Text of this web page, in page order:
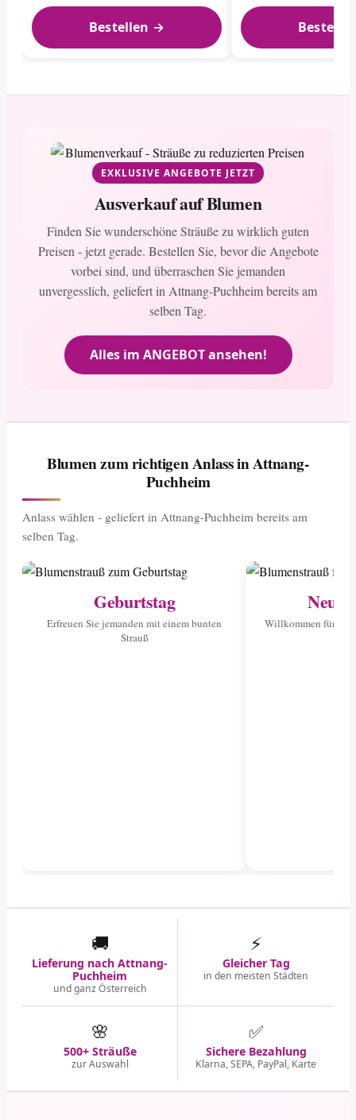
Bestellen →
EXKLUSIVE ANGEBOTE JETZT
Ausverkauf auf Blumen
Finden Sie wunderschöne Sträuße zu wirklich guten
Preisen - jetzt gerade. Bestellen Sie, bevor die Angebote
vorbei sind, und überraschen Sie jemanden
unvergesslich, geliefert in Attnang-Puchheim bereits am
selben Tag.
Alles im ANGEBOT ansehen!
Blumen zum richtigen Anlass in Attnang-
Puchheim
Anlass wählen - geliefert in Attnang-Puchheim bereits am
selben Tag.
Geburtstag
Erfreuen Sie jemanden mit einem bunten
Strauß
Willkommen für
🚚
Lieferung nach Attnang-
Puchheim
und ganz Österreich
⚡
Gleicher Tag
in den meisten Städten
🌸
500+ Sträuße
zur Auswahl
✅
Sichere Bezahlung
Klarna, SEPA, PayPal, Karte